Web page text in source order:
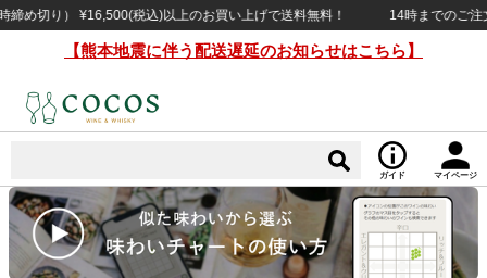
切り） ¥16,500(税込)以上のお買い上げで送料無料！ 14時までのご注文
【熊本地震に伴う配送遅延のお知らせはこちら】
ガイド マイページ